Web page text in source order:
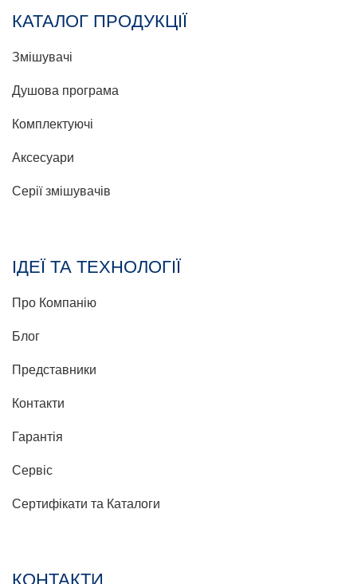
КАТАЛОГ ПРОДУКЦІЇ
Змішувачі
Душова програма
Комплектуючі
Аксесуари
Серії змішувачів
ІДЕЇ ТА ТЕХНОЛОГІЇ
Про Компанію
Блог
Представники
Контакти
Гарантія
Сервіс
Сертифікати та Каталоги
КОНТАКТИ